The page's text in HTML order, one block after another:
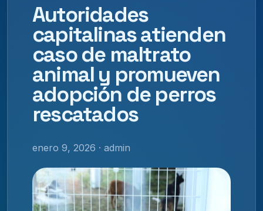
Autoridades
capitalinas atienden
caso de maltrato
animal y promueven
adopción de perros
rescatados
enero 9, 2026 · admin